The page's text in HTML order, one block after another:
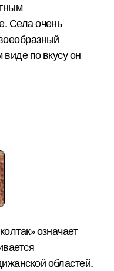
Села очень
виде по вкусу он
означает
областей.